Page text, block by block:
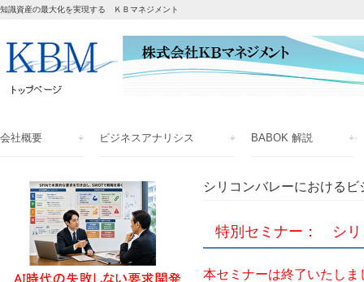
知識資産の最大化を実現する ＫＢマネジメント
会社概要 ビジネスアナリシス BABOK 解説
シリコンバレーにおける
特別セミナー： シリ
本セミナーは終了いたしま